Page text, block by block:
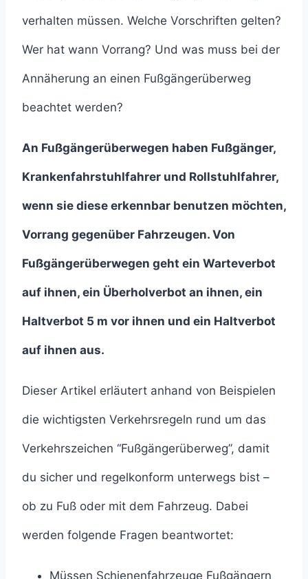
verhalten müssen. Welche Vorschriften gelten?
Wer hat wann Vorrang? Und was muss bei der
Annäherung an einen Fußgängerüberweg
beachtet werden?
An Fußgängerüberwegen haben Fußgänger,
Krankenfahrstuhlfahrer und Rollstuhlfahrer,
wenn sie diese erkennbar benutzen möchten,
Vorrang gegenüber Fahrzeugen. Von
Fußgängerüberwegen geht ein Warteverbot
auf ihnen, ein Überholverbot an ihnen, ein
Haltverbot 5 m vor ihnen und ein Haltverbot
auf ihnen aus.
Dieser Artikel erläutert anhand von Beispielen
die wichtigsten Verkehrsregeln rund um das
Verkehrszeichen “Fußgängerüberweg”, damit
du sicher und regelkonform unterwegs bist –
ob zu Fuß oder mit dem Fahrzeug. Dabei
werden folgende Fragen beantwortet:
Müssen Schienenfahrzeuge Fußgängern